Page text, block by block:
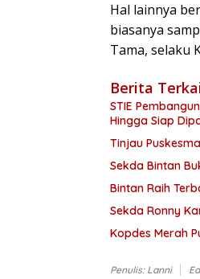
Hal lainnya
biasanya
Tama, selaku
Berita
STIE
Hingga Siap
Tinjau
Sekda Bintan
Bintan Raih
Sekda Ronny
Kopdes Merah
Penulis: Lanni